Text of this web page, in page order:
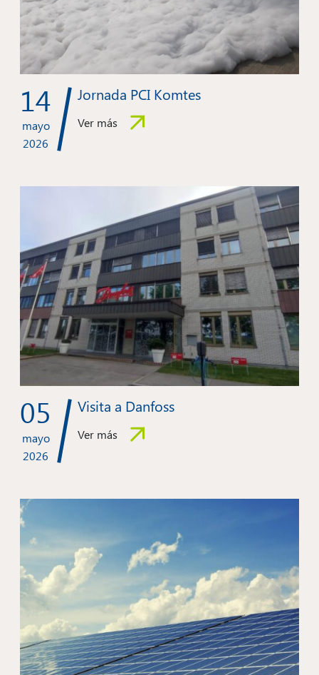
14
mayo
2026
Jornada PCI Komtes
Ver más
05
mayo
2026
Visita a Danfoss
Ver más